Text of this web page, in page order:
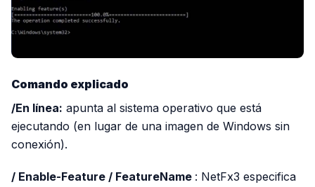
Comando explicado
/En línea: apunta al sistema operativo que está
ejecutando (en lugar de una imagen de Windows sin
conexión).
/ Enable-Feature / FeatureName : NetFx3 especifica